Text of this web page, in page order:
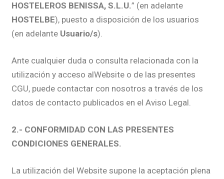
HOSTELEROS BENISSA, S.L.U.” (en adelante
HOSTELBE), puesto a disposición de los usuarios
(en adelante Usuario/s).
Ante cualquier duda o consulta relacionada con la
utilización y acceso alWebsite o de las presentes
CGU, puede contactar con nosotros a través de los
datos de contacto publicados en el Aviso Legal.
2.- CONFORMIDAD CON LAS PRESENTES
CONDICIONES GENERALES.
La utilización del Website supone la aceptación plena